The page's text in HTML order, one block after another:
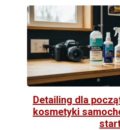
Detailing dla
kosmetyki